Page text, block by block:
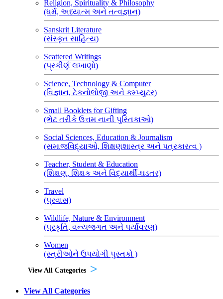
Religion, Spirituality & Philosophy
(ધર્મ, અધ્યાત્મ અને તત્વજ્ઞાન)
Sanskrit Literature
(સંસ્કૃત સાહિત્ય)
Scattered Writings
(પ્રકીર્ણ લખાણો)
Science, Technology & Computer
(વિજ્ઞાન, ટેકનોલોજી અને કમ્પ્યુટર)
Small Booklets for Gifting
(ભેટ તરીકે ઉત્તમ નાની પુસ્તિકાઓ)
Social Sciences, Education & Journalism
(સમાજવિદ્યાઓ, શિક્ષણશાસ્ત્ર અને પત્રકારત્વ )
Teacher, Student & Education
(શિક્ષણ, શિક્ષક અને વિદ્યાર્થી-ઘડતર)
Travel
(પ્રવાસ)
Wildlife, Nature & Environment
(પ્રકૃતિ, વન્યજગત અને પર્યાવરણ)
Women
(સ્ત્રીઓને ઉપયોગી પુસ્તકો )
View All Categories
View All Categories